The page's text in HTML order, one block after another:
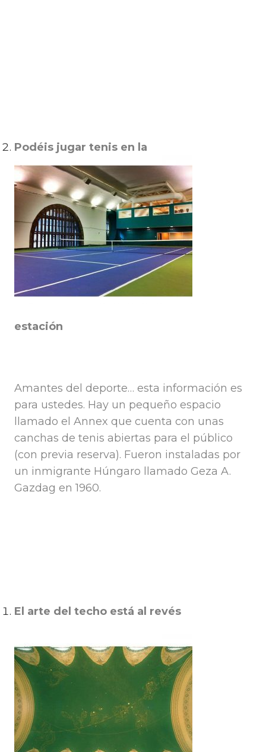
Podéis jugar tenis en la
estación
Amantes del deporte… esta información es
para ustedes. Hay un pequeño espacio
llamado el Annex que cuenta con unas
canchas de tenis abiertas para el público
(con previa reserva). Fueron instaladas por
un inmigrante Húngaro llamado Geza A.
Gazdag en 1960.
El arte del techo está al revés